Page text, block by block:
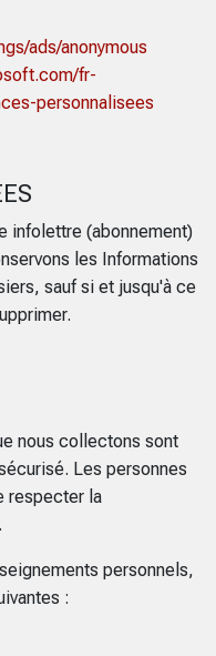
ads/anonymous
fr-
personnalisees
infolettre (abonnement)
les Informations
sauf si et jusqu'à ce
nous collectons sont
Les personnes
respecter la
personnels,
: